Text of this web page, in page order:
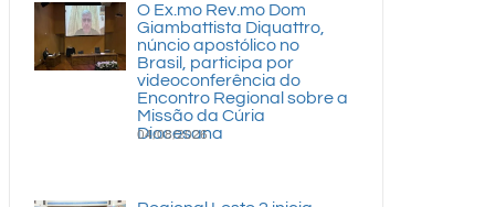
O Ex.mo Rev.mo Dom
Giambattista Diquattro,
núncio apostólico no
Brasil, participa por
videoconferência do
Encontro Regional sobre a
Missão da Cúria
Diocesana
04/08/2026